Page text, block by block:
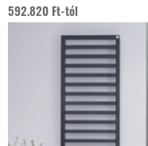
592.820 Ft-tól